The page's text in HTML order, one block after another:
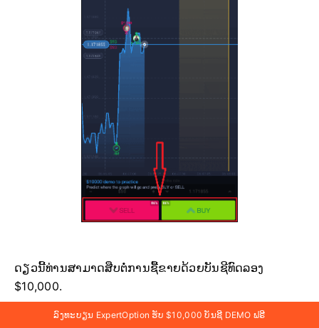
ດຽວນີ້ທ່ານສາມາດສືບຕໍ່ການຊື້ຂາຍດ້ວຍບັນຊີທົດລອງ
$10,000.
ລົງທະບຽນ ExpertOption ຮັບ $10,000 ບັນຊີ DEMO ຟຣີ